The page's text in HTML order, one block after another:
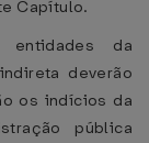
Capítulo.
da
deverão
os indícios da
pública